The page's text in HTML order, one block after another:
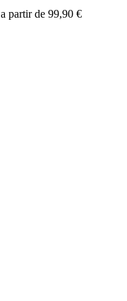
a partir de 99,90 €